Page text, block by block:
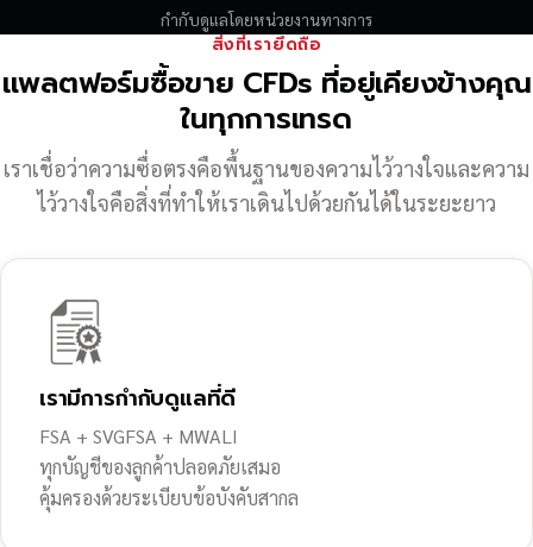
กำกับดูแลโดยหน่วยงานทางการ
สิ่งที่เรายึดถือ
แพลตฟอร์มซื้อขาย CFDs ที่อยู่เคียงข้างคุณ
ในทุกการเทรด
เราเชื่อว่าความซื่อตรงคือพื้นฐานของความไว้วางใจและความ
ไว้วางใจคือสิ่งที่ทำให้เราเดินไปด้วยกันได้ในระยะยาว
เรามีการกำกับดูแลที่ดี
FSA + SVGFSA + MWALI
ทุกบัญชีของลูกค้าปลอดภัยเสมอ
คุ้มครองด้วยระเบียบข้อบังคับสากล